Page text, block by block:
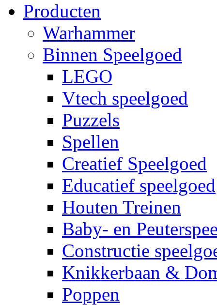
Producten
Warhammer
Binnen Speelgoed
LEGO
Vtech speelgoed
Puzzels
Spellen
Creatief Speelgoed
Educatief speelgoed
Houten Treinen
Baby- en
Constructie
Knikkerbaan &
Poppen